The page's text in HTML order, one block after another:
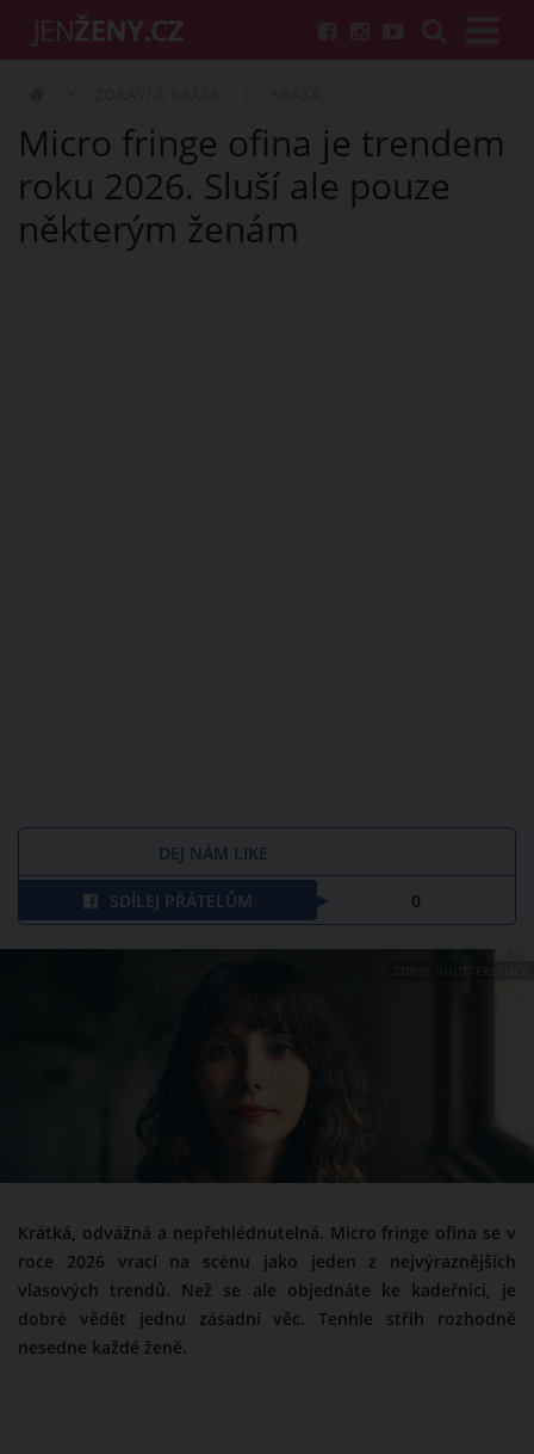
Micro fringe ofina je trendem
roku 2026. Sluší ale pouze
některým ženám
DEJ NÁM LIKE
SDÍLEJ PŘÁTELŮM 0
Krátká, odvážná a nepřehlédnutelná. Micro fringe ofina se v
roce 2026 vrací na scénu jako jeden z nejvýraznějších
vlasových trendů. Než se ale objednáte ke kadeřnici, je
dobré vědět jednu zásadní věc. Tenhle střih rozhodně
nesedne každé ženě.